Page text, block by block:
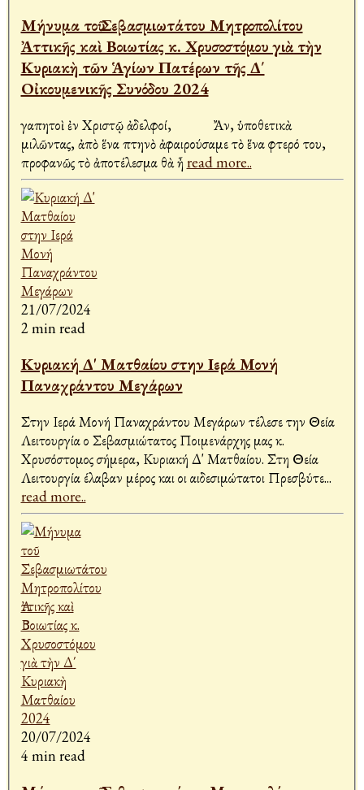
Μήνυμα τοῦ Σεβασμιωτάτου Μητροπολίτου
Ἀττικῆς καὶ Βοιωτίας κ. Χρυσοστόμου γιὰ τὴν
Κυριακὴ τῶν Ἁγίων Πατέρων τῆς Δ΄
Οἰκουμενικῆς Συνόδου 2024
Ἀγαπητοὶ ἐν Χριστῷ ἀδελφοί, Ἄν, ὑποθετικὰ
μιλῶντας, ἀπὸ ἕνα πτηνὸ ἀφαιρούσαμε τὸ ἕνα φτερό του,
προφανῶς τὸ ἀποτέλεσμα θὰ ἦ read more..
21/07/2024
2 min read
Κυριακή Δ' Ματθαίου στην Ιερά Μονή
Παναχράντου Μεγάρων
Στην Ιερά Μονή Παναχράντου Μεγάρων τέλεσε την Θεία
Λειτουργία ο Σεβασμιώτατος Ποιμενάρχης μας κ.
Χρυσόστομος σήμερα, Κυριακή Δ' Ματθαίου. Στη Θεία
Λειτουργία έλαβαν μέρος και οι αιδεσιμώτατοι Πρεσβύτε...
read more..
20/07/2024
4 min read